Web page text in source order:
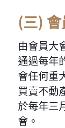
(三)
由會員大
通過每年
會任何重
買賣不動
於每年三
會。